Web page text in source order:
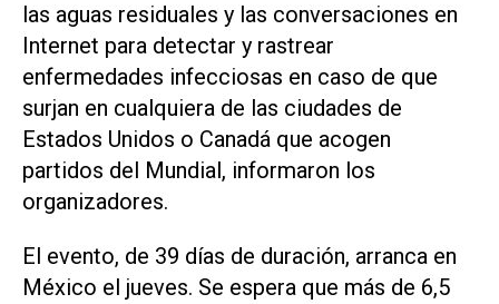
las aguas residuales y las conversaciones en
Internet para detectar y rastrear
enfermedades infecciosas en caso de que
surjan en cualquiera de las ciudades de
Estados Unidos o Canadá que acogen
partidos del Mundial, informaron los
organizadores.
El evento, de 39 días de duración, arranca en
México el jueves. Se espera que más de 6,5